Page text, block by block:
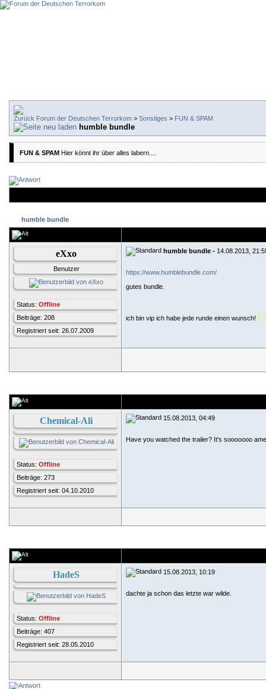
Forum der Deutschen Terrorkom > Sonstiges > FUN & SPAM
humble bundle
FUN & SPAM Hier könnt ihr über alles labern....
humble bundle
eXxo
Benutzer
Status: Offline
Beiträge: 208
Registriert seit: 26.07.2009
humble bundle - 14.08.2013,
https://www.humblebundle.com/
gutes bundle.
ich bin vip ich habe jede runde einen wunsch! !
Chemical-Ali
Status: Offline
Beiträge: 273
Registriert seit: 04.10.2010
15.08.2013, 04:49
Have you watched the trailer? It's sooooooo
HadeS
Status: Offline
Beiträge: 407
Registriert seit: 28.05.2010
15.08.2013, 10:19
dachte ja schon das letzte war wilde.